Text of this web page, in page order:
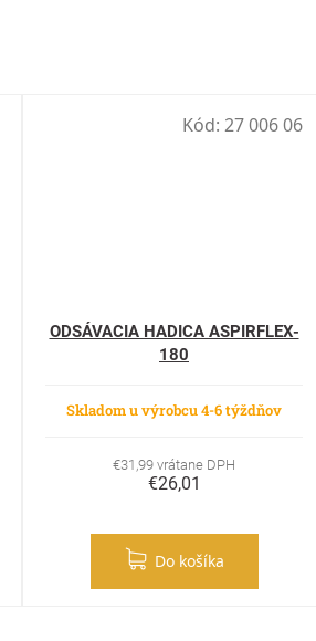
ODSÁVACIA HADICA ASPIRFLEX-
180
Skladom u výrobcu 4-6 týždňov
€31,99 vrátane DPH
€26,01
Do košíka
Kód: 27 006 06